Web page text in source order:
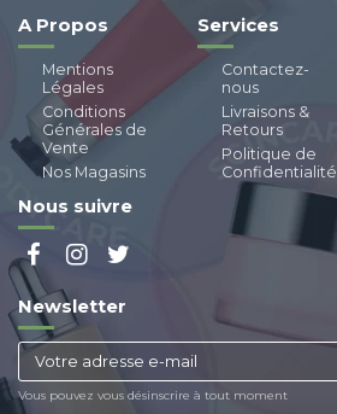
A Propos
Mentions
Légales
Conditions
Générales de
Vente
Nos Magasins
Services
Contactez-
nous
Livraisons &
Retours
Politique de
Confidentialité
Nous suivre
Newsletter
Vous pouvez vous désinscrire à tout moment